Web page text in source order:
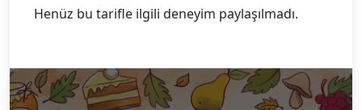
Henüz bu tarifle ilgili deneyim paylaşılmadı.